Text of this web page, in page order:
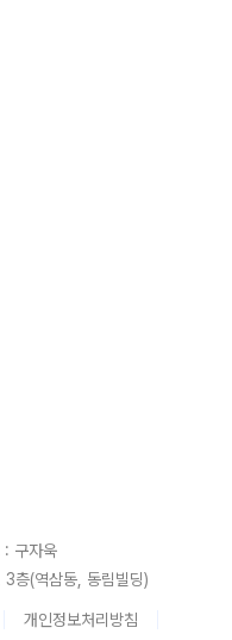
구자욱
층(역삼동, 동림빌딩)
개인정보처리방침